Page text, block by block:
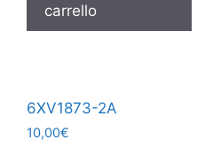
carrello
6XV1873-2A
10,00€